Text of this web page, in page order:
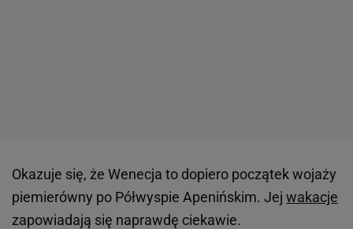
Okazuje się, że Wenecja to dopiero początek wojaży
piemierówny po Półwyspie Apenińskim. Jej wakacje
zapowiadają się naprawdę ciekawie.